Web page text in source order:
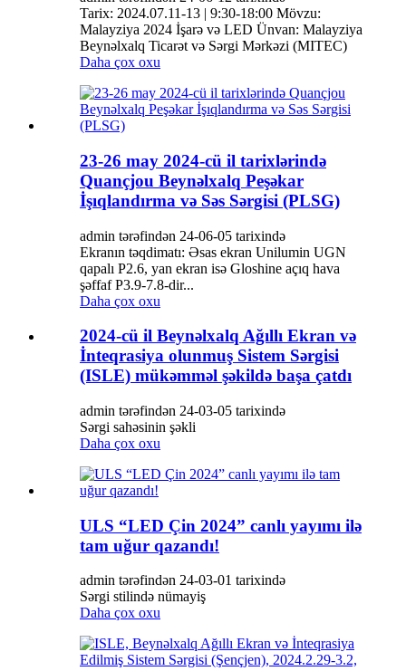
Tarix: 2024.07.11-13 | 9:30-18:00 Mövzu:
Malayziya 2024 İşarə və LED Ünvan: Malayziya
Beynəlxalq Ticarət və Sərgi Mərkəzi (MITEC)
Daha çox oxu
23-26 may 2024-cü il tarixlərində
Quançjou Beynəlxalq Peşəkar
İşıqlandırma və Səs Sərgisi (PLSG)
admin tərəfindən 24-06-05 tarixində
Ekranın təqdimatı: Əsas ekran Unilumin UGN
qapalı P2.6, yan ekran isə Gloshine açıq hava
şəffaf P3.9-7.8-dir...
Daha çox oxu
2024-cü il Beynəlxalq Ağıllı Ekran və
İnteqrasiya olunmuş Sistem Sərgisi
(ISLE) mükəmməl şəkildə başa çatdı
admin tərəfindən 24-03-05 tarixində
Sərgi sahəsinin şəkli
Daha çox oxu
ULS “LED Çin 2024” canlı yayımı ilə
tam uğur qazandı!
admin tərəfindən 24-03-01 tarixində
Sərgi stilində nümayiş
Daha çox oxu